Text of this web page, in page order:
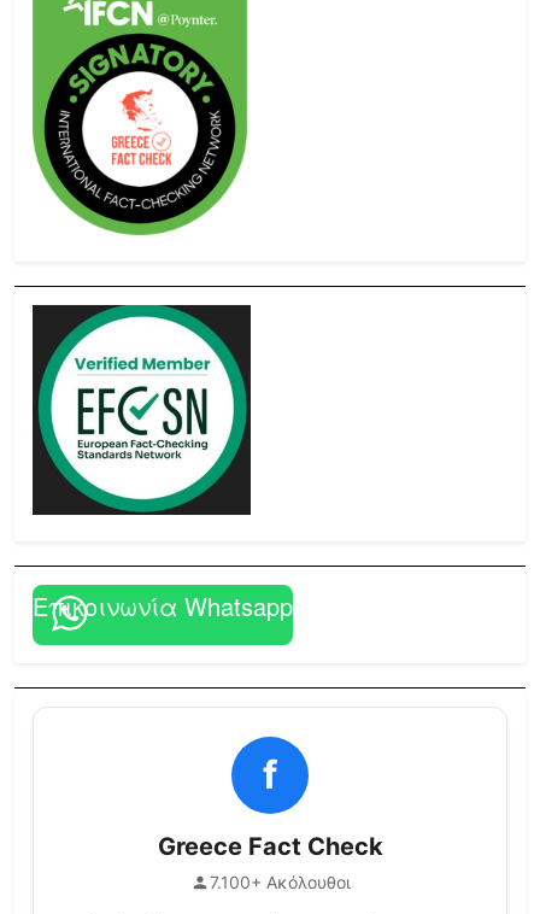
Επικοινωνία Whatsapp
f
Greece Fact Check
7.100+ Ακόλουθοι